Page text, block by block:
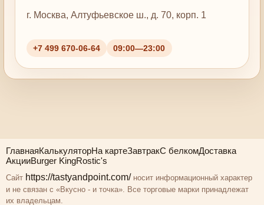
г. Москва, Алтуфьевское ш., д. 70, корп. 1
+7 499 670-06-64 09:00—23:00
ГлавнаяКалькуляторНа картеЗавтракС белкомДоставка
АкцииBurger KingRostic's
Сайт https://tastyandpoint.com/ носит информационный характер
и не связан с «Вкусно - и точка». Все торговые марки принадлежат
их владельцам.